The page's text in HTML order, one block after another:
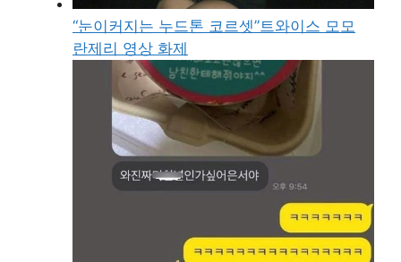
“눈이커지는 누드톤 코르셋”트와이스 모모
란제리 영상 화제